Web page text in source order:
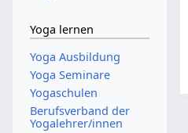
Yoga lernen
Yoga Ausbildung
Yoga Seminare
Yogaschulen
Berufsverband der
Yogalehrer/innen